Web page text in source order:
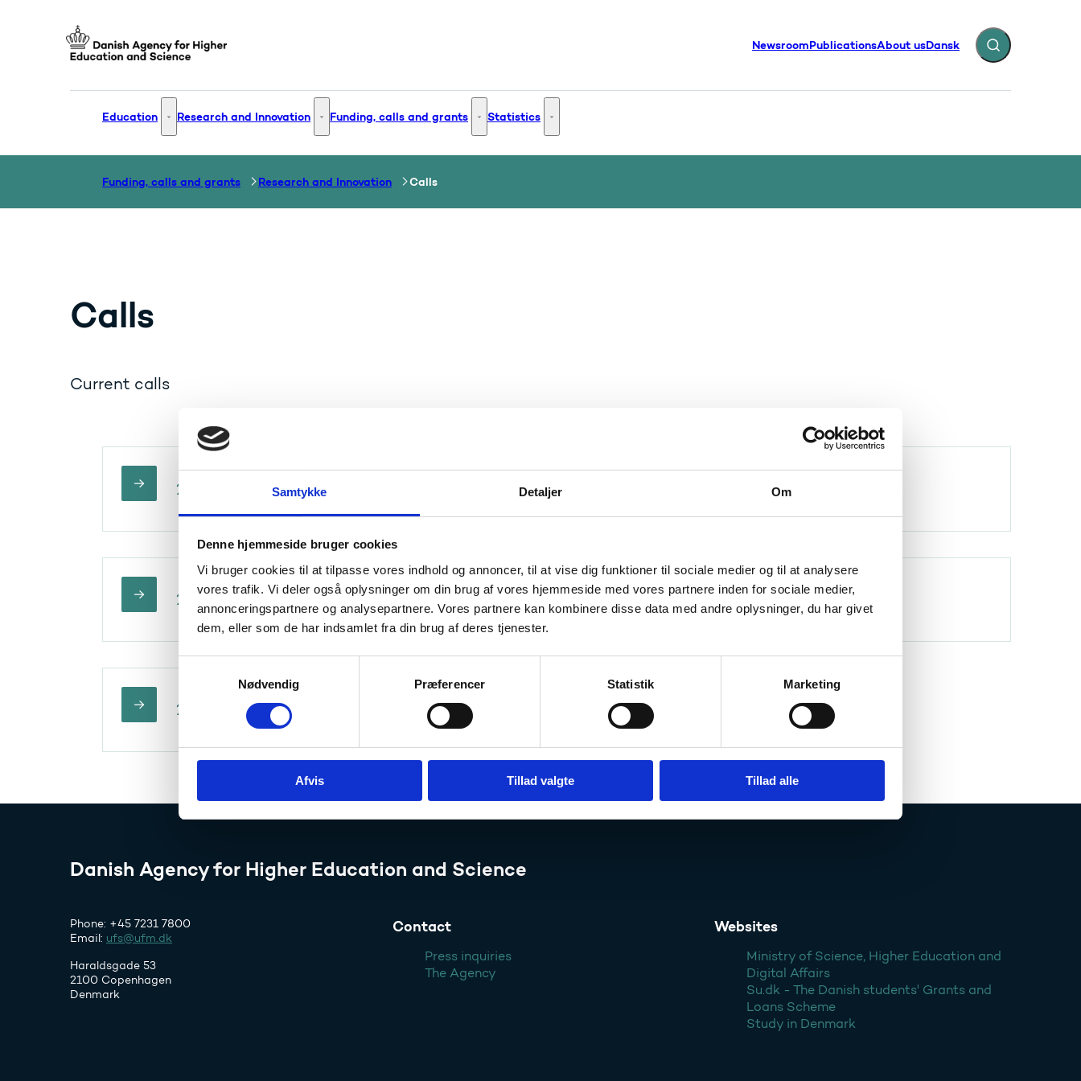
Samtykke Detaljer Om
Denne hjemmeside bruger cookies
Vi bruger cookies til at tilpasse vores indhold og annoncer, til at vise dig funktioner til sociale medier og til at analysere
vores trafik. Vi deler også oplysninger om din brug af vores hjemmeside med vores partnere inden for sociale medier,
annonceringspartnere og analysepartnere. Vores partnere kan kombinere disse data med andre oplysninger, du har givet
dem, eller som de har indsamlet fra din brug af deres tjenester.
S
m
v
g
Nødvendig Præferencer Statistik Marketing
Afvis Tillad valgte Tillad alle
NewsroomPublicationsAbout usDansk Expand search
Education Education - More links
Research and Innovation Research and Innovation - More links
Funding, calls and grants Funding, calls and grants - More links
Statistics Statistics - More links
Funding, calls and grants Research and Innovation Calls
Calls
Current calls
2026
2024 2023
2022
Danish Agency for Higher Education and Science
Phone: +45 7231 7800
Email: ufs@ufm.dk
Haraldsgade 53
2100 Copenhagen
Denmark
Contact
Press inquiries
The Agency
Websites
Ministry of Science, Higher Education and
Digital Affairs
Su.dk - The Danish students' Grants and
Loans Scheme
Study in Denmark